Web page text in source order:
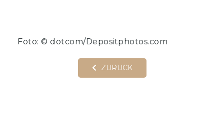
Foto: © dotcom/Depositphotos.com
ZURÜCK